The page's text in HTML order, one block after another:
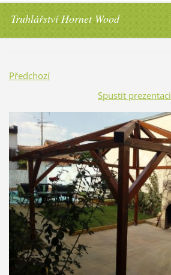
Truhlářství Hornet Wood
Předchozí
Spustit prezentaci